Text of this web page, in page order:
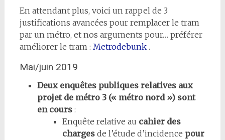
En attendant plus, voici un rappel de 3
justifications avancées pour remplacer le tram
par un métro, et nos arguments pour… préférer
améliorer le tram : Metrodebunk.
Mai/juin 2019
Deux enquêtes publiques relatives aux
projet de métro 3 (« métro nord ») sont
en cours:
Enquête relative au cahier des
chargesde l’étude d’incidence pour